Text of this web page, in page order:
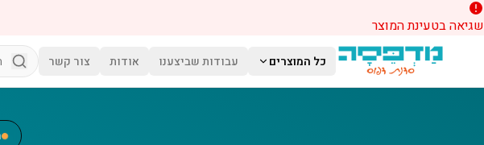
שגיאה בטעינת המוצר
דלג לתוכן הראשי
כל המוצרים עבודות שביצענו אודות צור קשר